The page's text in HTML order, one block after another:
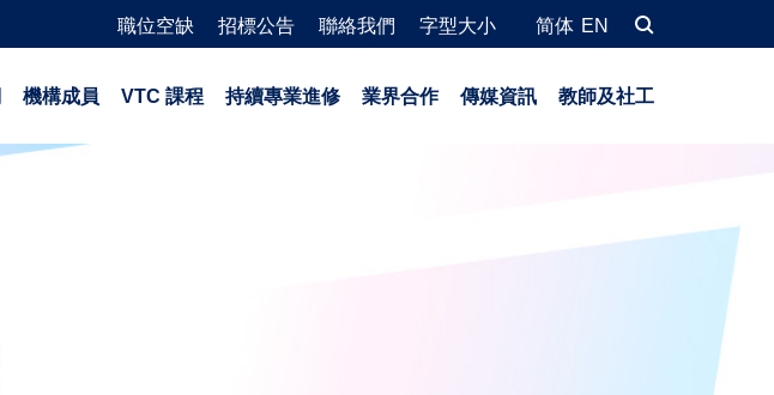
職位空缺 招標公告 聯絡我們 字型大小 简体 EN
機構成員 VTC 課程 持續專業進修 業界合作 傳媒資訊 教師及社工